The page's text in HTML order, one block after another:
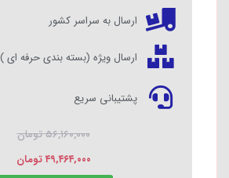
ارسال به سراسر کشور
ارسال ویژه (بسته بندی حرفه ای )
پشتیبانی سریع
۵۶,۱۶۰,۰۰۰تومان
۴۹,۴۶۴,۰۰۰ تومان